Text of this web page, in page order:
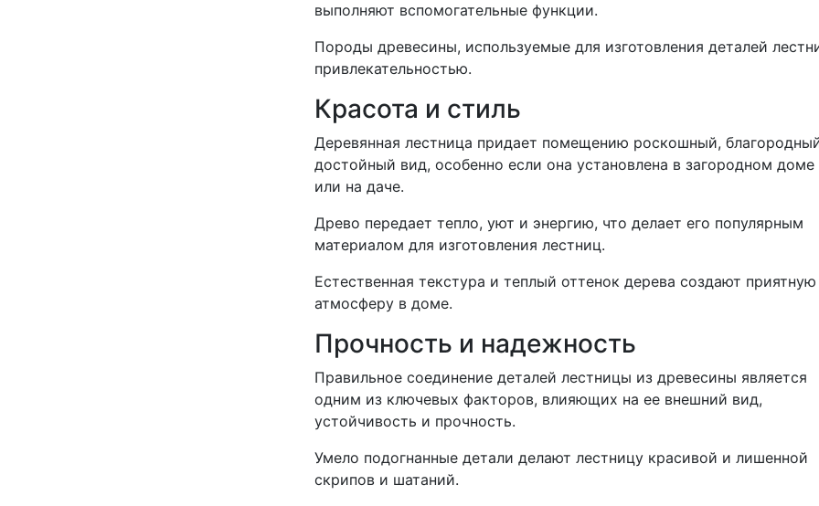
выполняют вспомогательные функции.
Породы древесины, используемые для изготовления деталей
привлекательностью.
Красота и стиль
Деревянная лестница придает помещению роскошный,
достойный вид, особенно если она установлена в загородном доме
или на даче.
Древо передает тепло, уют и энергию, что делает его популярным
материалом для изготовления лестниц.
Естественная текстура и теплый оттенок дерева создают приятную
атмосферу в доме.
Прочность и надежность
Правильное соединение деталей лестницы из древесины является
одним из ключевых факторов, влияющих на ее внешний вид,
устойчивость и прочность.
Умело подогнанные детали делают лестницу красивой и лишенной
скрипов и шатаний.